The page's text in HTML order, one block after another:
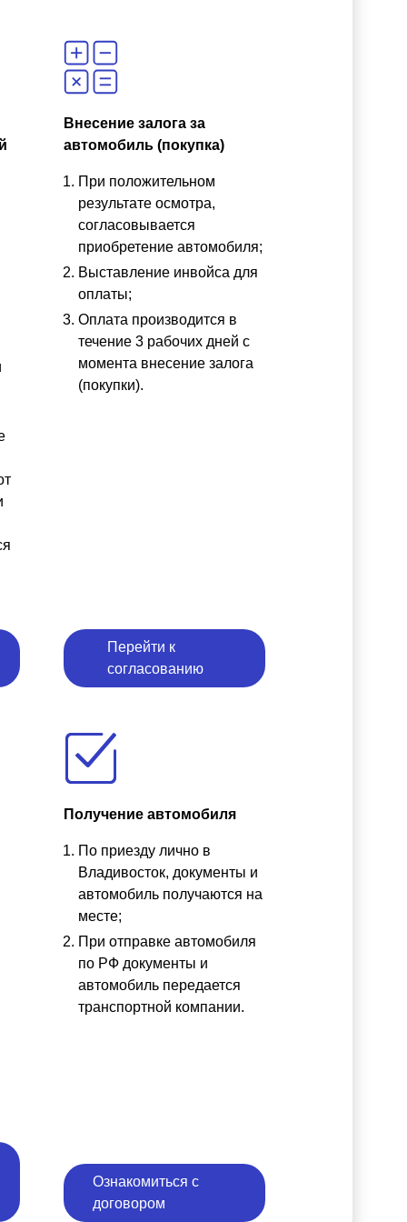
Внесение залога за
автомобиль (покупка)
При положительном
результате осмотра,
согласовывается
приобретение автомобиля;
Выставление инвойса для
оплаты;
Оплата производится в
течение 3 рабочих дней с
момента внесение залога
(покупки).
Перейти к
согласованию
Получение автомобиля
По приезду лично в
Владивосток, документы и
автомобиль получаются на
месте;
При отправке автомобиля
по РФ документы и
автомобиль передается
транспортной компании.
Ознакомиться с
договором